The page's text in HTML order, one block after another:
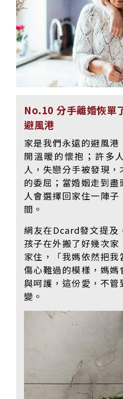
No.10 分手離婚恢單
避風港
家是我們永遠的避風港
開溫暖的懷抱；許多
人，失戀分手被發現
的委屈；當婚姻走到盡
人會選擇回家住一陣
間。
網友在Dcard發文提及
孩子在外搬了好幾次家
家住，「我媽依然把我
傷心難過的模樣，媽媽
與呵護，這份愛，不管
變。